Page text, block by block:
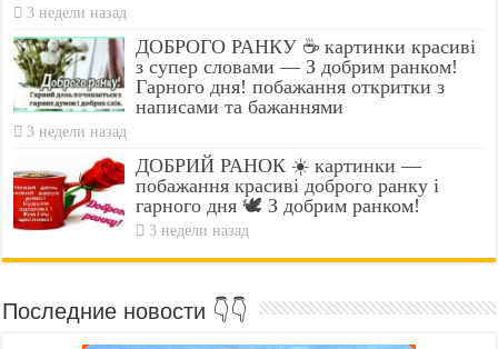
3 недели назад
ДОБРОГО РАНКУ ☕ картинки красиві
з супер словами — З добрим ранком!
Гарного дня! побажання откритки з
написами та бажаннями
3 недели назад
ДОБРИЙ РАНОК ☀️ картинки —
побажання красиві доброго ранку і
гарного дня 🕊️ З добрим ранком!
3 недели назад
Последние новости 👇👇